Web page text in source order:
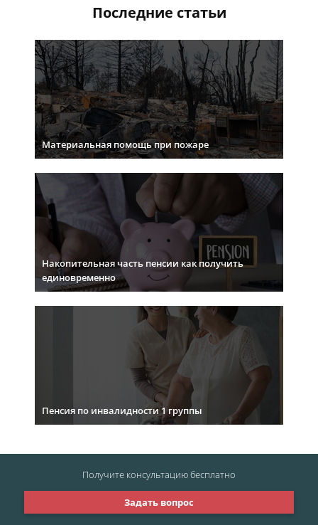
Последние статьи
Материальная помощь при пожаре
Накопительная часть пенсии как получить
единовременно
Пенсия по инвалидности 1 группы
Задать вопрос
Получите консультациюбесплатно